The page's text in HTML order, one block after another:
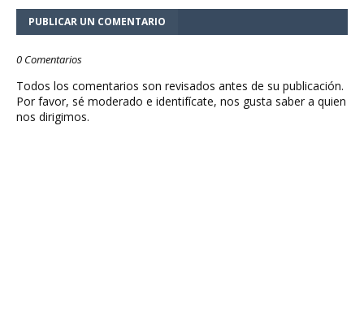
PUBLICAR UN COMENTARIO
0 Comentarios
Todos los comentarios son revisados antes de su publicación.
Por favor, sé moderado e identifícate, nos gusta saber a quien
nos dirigimos.